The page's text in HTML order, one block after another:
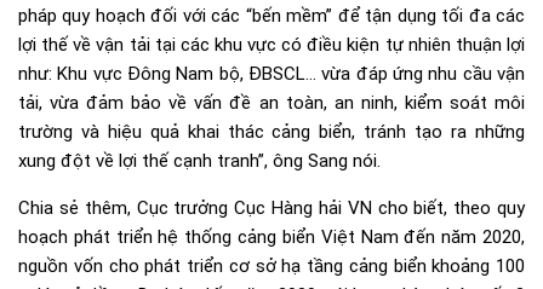
pháp quy hoạch đối với các “bến mềm” để tận dụng tối đa các
lợi thế về vận tải tại các khu vực có điều kiện tự nhiên thuận lợi
như: Khu vực Đông Nam bộ, ĐBSCL… vừa đáp ứng nhu cầu vận
tải, vừa đảm bảo về vấn đề an toàn, an ninh, kiểm soát môi
trường và hiệu quả khai thác cảng biển, tránh tạo ra những
xung đột về lợi thế cạnh tranh”, ông Sang nói.
Chia sẻ thêm, Cục trưởng Cục Hàng hải VN cho biết, theo quy
hoạch phát triển hệ thống cảng biển Việt Nam đến năm 2020,
nguồn vốn cho phát triển cơ sở hạ tầng cảng biển khoảng 100